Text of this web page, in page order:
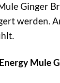
Ginger
werden.
Mule